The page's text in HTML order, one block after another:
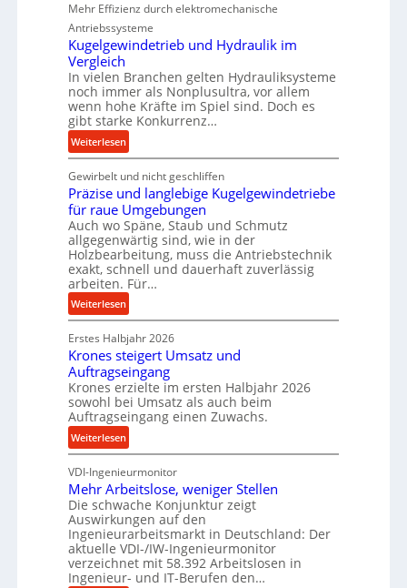
e
r
f
o
r
m
a
n
c
e
b
e
i
m
D
r
ü
c
p
r
o
z
e
s
s
Mehr Effizienz durch elektromechanische
Antriebssysteme
Kugelgewindetrieb und Hydraulik im
Vergleich
In vielen Branchen gelten Hydrauliksysteme
noch immer als Nonplusultra, vor allem
wenn hohe Kräfte im Spiel sind. Doch es
gibt starke Konkurrenz…
Weiterlesen:
K
u
g
e
l
g
e
w
i
n
e
r
i
e
b
u
n
d
H
y
d
r
a
Gewirbelt und nicht geschliffen
Präzise und langlebige Kugelgewindetriebe
für raue Umgebungen
Auch wo Späne, Staub und Schmutz
allgegenwärtig sind, wie in der
Holzbearbeitung, muss die Antriebstechnik
exakt, schnell und dauerhaft zuverlässig
arbeiten. Für…
Weiterlesen:
P
r
ä
z
i
s
e
u
n
d
l
a
n
g
l
e
Erstes Halbjahr 2026
Krones steigert Umsatz und
Auftragseingang
Krones erzielte im ersten Halbjahr 2026
sowohl bei Umsatz als auch beim
Auftragseingang einen Zuwachs.
Weiterlesen:
K
r
o
n
e
s
s
t
VDI-Ingenieurmonitor
Mehr Arbeitslose, weniger Stellen
Die schwache Konjunktur zeigt
Auswirkungen auf den
Ingenieurarbeitsmarkt in Deutschland: Der
aktuelle VDI-/IW-Ingenieurmonitor
verzeichnet mit 58.392 Arbeitslosen in
Ingenieur- und IT-Berufen den…